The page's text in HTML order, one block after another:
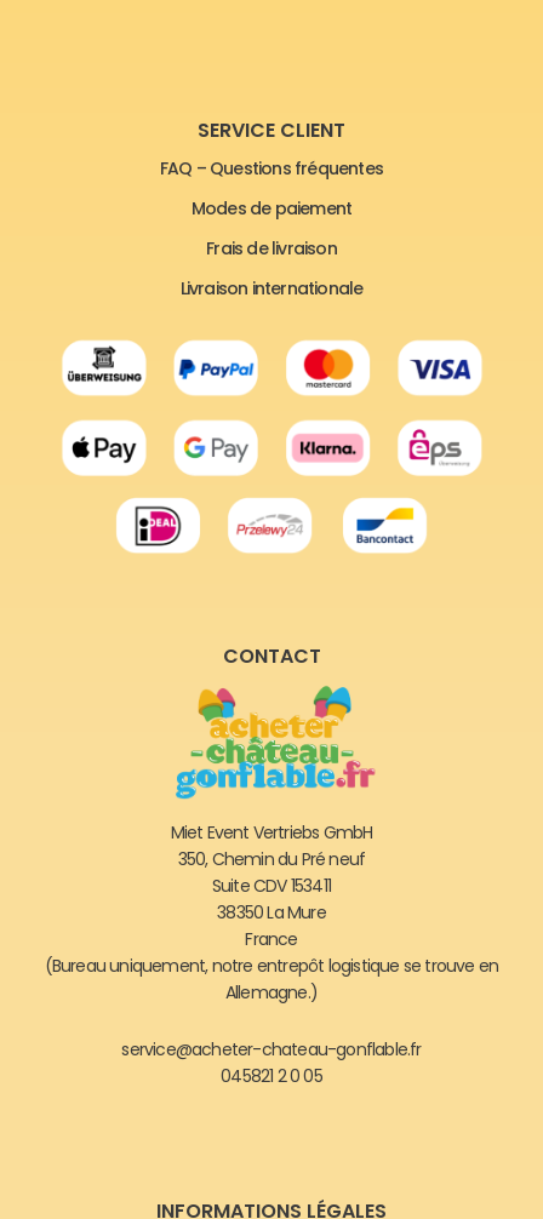
SERVICE CLIENT
FAQ – Questions fréquentes
Modes de paiement
Frais de livraison
Livraison internationale
CONTACT
Miet Event Vertriebs GmbH
350, Chemin du Pré neuf
Suite CDV 153411
38350 La Mure
France
(Bureau uniquement, notre entrepôt logistique se trouve en
Allemagne.)
service@acheter-chateau-gonflable.fr
045821 2 0 05
INFORMATIONS LÉGALES